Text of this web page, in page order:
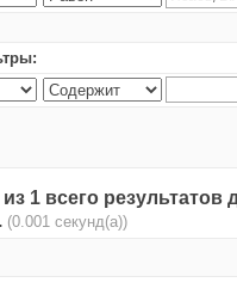
1 всего
(0.001 секунд(а))